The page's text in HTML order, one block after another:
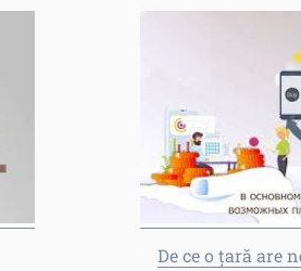
De ce o țară are